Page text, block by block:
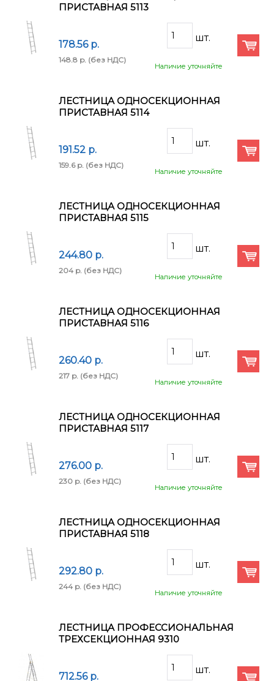
ПРИСТАВНАЯ 5113
178.56 p.
148.8 p. (без НДС)
Наличие уточняйте
ЛЕСТНИЦА ОДНОСЕКЦИОННАЯ
ПРИСТАВНАЯ 5114
191.52 p.
159.6 p. (без НДС)
Наличие уточняйте
ЛЕСТНИЦА ОДНОСЕКЦИОННАЯ
ПРИСТАВНАЯ 5115
244.80 p.
204 p. (без НДС)
Наличие уточняйте
ЛЕСТНИЦА ОДНОСЕКЦИОННАЯ
ПРИСТАВНАЯ 5116
260.40 p.
217 p. (без НДС)
Наличие уточняйте
ЛЕСТНИЦА ОДНОСЕКЦИОННАЯ
ПРИСТАВНАЯ 5117
276.00 p.
230 p. (без НДС)
Наличие уточняйте
ЛЕСТНИЦА ОДНОСЕКЦИОННАЯ
ПРИСТАВНАЯ 5118
292.80 p.
244 p. (без НДС)
Наличие уточняйте
ЛЕСТНИЦА ПРОФЕССИОНАЛЬНАЯ
ТРЕХСЕКЦИОННАЯ 9310
712.56 p.